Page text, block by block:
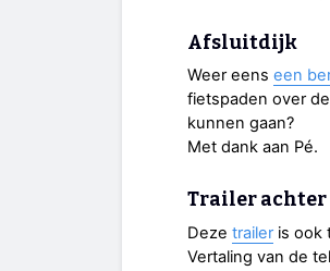
Afsluitdijk
Weer eens een
fietspaden over
kunnen gaan?
Met dank aan Pé.
Trailer achter
Deze trailer is ook
Vertaling van de